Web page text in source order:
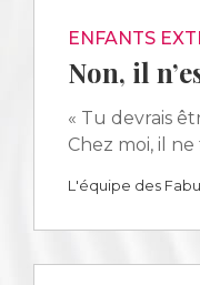
ENFANTS
Non, il
« Tu devrais
Chez moi, il
L'équipe des